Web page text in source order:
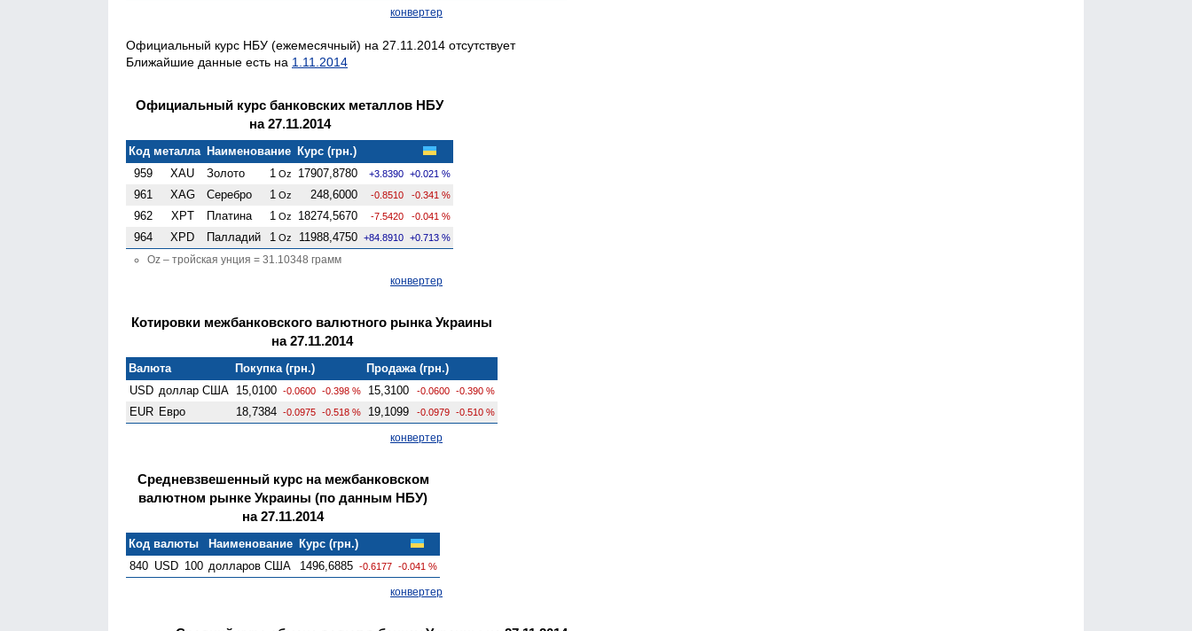
конвертер
Официальный курс НБУ (ежемесячный) на 27.11.2014 отсутствует
Ближайшие данные есть на 1.11.2014
Официальный курс банковских металлов НБУ
на 27.11.2014
Код металла Наименование Курс (грн.)
959
XAU Золото 1 Oz 17907,8780 +3.8390 +0.021 %
961 XAG Серебро 1 Oz 248,6000 -0.8510 -0.341 %
962 XPT Платина 1 Oz 18274,5670 -7.5420 -0.041 %
964 XPD Палладий 1 Oz 11988,4750 +84.8910 +0.713 %
Oz – тройская унция = 31.10348 грамм
конвертер
Котировки межбанковского валютного рынка Украины
на 27.11.2014
Валюта Покупка (грн.)
Продажа (грн.)
USD доллар США 15,0100 -0.0600 -0.398 % 15,3100 -0.0600 -0.390 %
EUR Евро 18,7384 -0.0975 -0.518 % 19,1099 -0.0979 -0.510 %
конвертер
Средневзвешенный курс на межбанковском
валютном рынке Украины (по данным НБУ)
на 27.11.2014
Код валюты Наименование Курс (грн.)
840 USD 100 долларов США 1496,6885 -0.6177 -0.041 %
конвертер